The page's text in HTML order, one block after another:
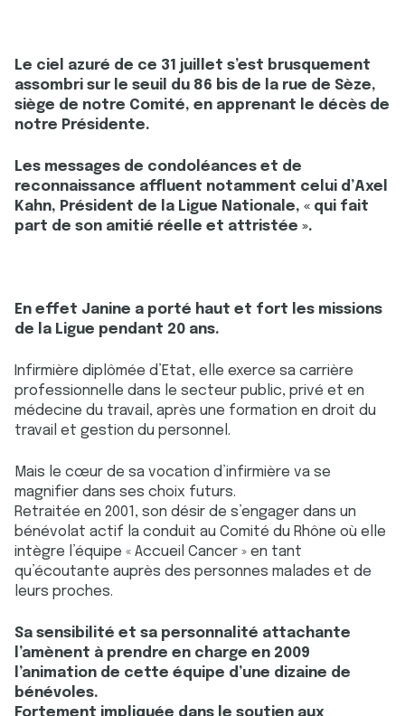
Le ciel azuré de ce 31 juillet s’est brusquement
assombri sur le seuil du 86 bis de la rue de Sèze,
siège de notre Comité, en apprenant le décès de
notre Présidente.
Les messages de condoléances et de
reconnaissance affluent notamment celui d’Axel
Kahn, Président de la Ligue Nationale, « qui fait
part de son amitié réelle et attristée ».
En effet Janine a porté haut et fort les missions
de la Ligue pendant 20 ans.
Infirmière diplômée d’Etat, elle exerce sa carrière
professionnelle dans le secteur public, privé et en
médecine du travail, après une formation en droit du
travail et gestion du personnel.
Mais le cœur de sa vocation d’infirmière va se
magnifier dans ses choix futurs.
Retraitée en 2001, son désir de s’engager dans un
bénévolat actif la conduit au Comité du Rhône où elle
intègre l’équipe « Accueil Cancer » en tant
qu’écoutante auprès des personnes malades et de
leurs proches.
Sa sensibilité et sa personnalité attachante
l’amènent à prendre en charge en 2009
l’animation de cette équipe d’une dizaine de
bénévoles.
Fortement impliquée dans le soutien aux